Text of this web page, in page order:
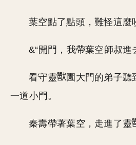
葉空點了點頭，難怪這麼
&“開門，我帶葉空師叔進
看守靈
園大門的弟子聽
一道小門。
秦壽帶著葉空，走進了靈